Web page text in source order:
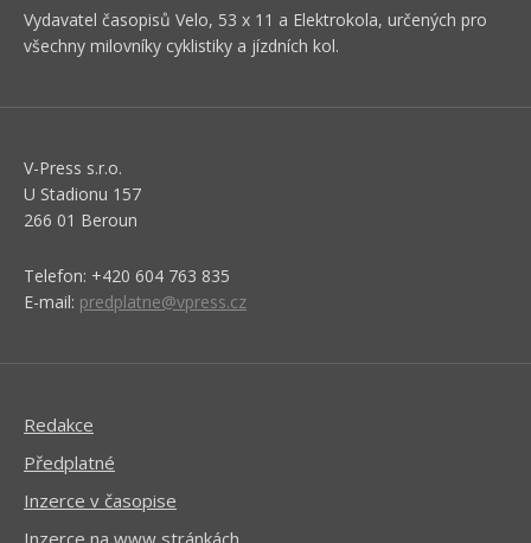
Vydavatel časopisů Velo, 53 x 11 a Elektrokola, určených pro
všechny milovníky cyklistiky a jízdních kol.
V-Press s.r.o.
U Stadionu 157
266 01 Beroun
Telefon: +420 604 763 835
E-mail: predplatne@vpress.cz
Redakce
Předplatné
Inzerce v časopise